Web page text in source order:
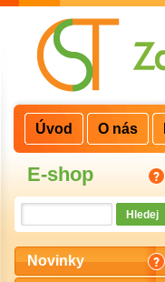
E-shop
Novinky
Úvod O nás